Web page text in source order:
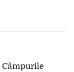
Câmpurile